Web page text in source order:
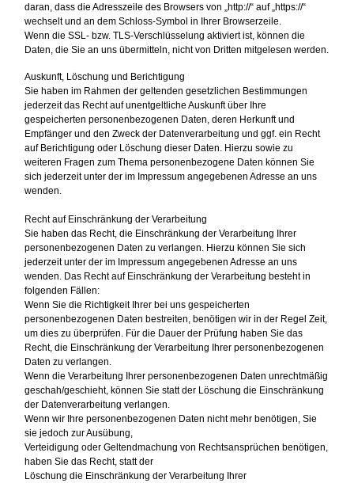
daran, dass die Adresszeile des Browsers von „http://“ auf „https://“
wechselt und an dem Schloss-Symbol in Ihrer Browserzeile.
Wenn die SSL- bzw. TLS-Verschlüsselung aktiviert ist, können die
Daten, die Sie an uns übermitteln, nicht von Dritten mitgelesen werden.
Auskunft, Löschung und Berichtigung
Sie haben im Rahmen der geltenden gesetzlichen Bestimmungen
jederzeit das Recht auf unentgeltliche Auskunft über Ihre
gespeicherten personenbezogenen Daten, deren Herkunft und
Empfänger und den Zweck der Datenverarbeitung und ggf. ein Recht
auf Berichtigung oder Löschung dieser Daten. Hierzu sowie zu
weiteren Fragen zum Thema personenbezogene Daten können Sie
sich jederzeit unter der im Impressum angegebenen Adresse an uns
wenden.
Recht auf Einschränkung der Verarbeitung
Sie haben das Recht, die Einschränkung der Verarbeitung Ihrer
personenbezogenen Daten zu verlangen. Hierzu können Sie sich
jederzeit unter der im Impressum angegebenen Adresse an uns
wenden. Das Recht auf Einschränkung der Verarbeitung besteht in
folgenden Fällen:
Wenn Sie die Richtigkeit Ihrer bei uns gespeicherten
personenbezogenen Daten bestreiten, benötigen wir in der Regel Zeit,
um dies zu überprüfen. Für die Dauer der Prüfung haben Sie das
Recht, die Einschränkung der Verarbeitung Ihrer personenbezogenen
Daten zu verlangen.
Wenn die Verarbeitung Ihrer personenbezogenen Daten unrechtmäßig
geschah/geschieht, können Sie statt der Löschung die Einschränkung
der Datenverarbeitung verlangen.
Wenn wir Ihre personenbezogenen Daten nicht mehr benötigen, Sie
sie jedoch zur Ausübung,
Verteidigung oder Geltendmachung von Rechtsansprüchen benötigen,
haben Sie das Recht, statt der
Löschung die Einschränkung der Verarbeitung Ihrer